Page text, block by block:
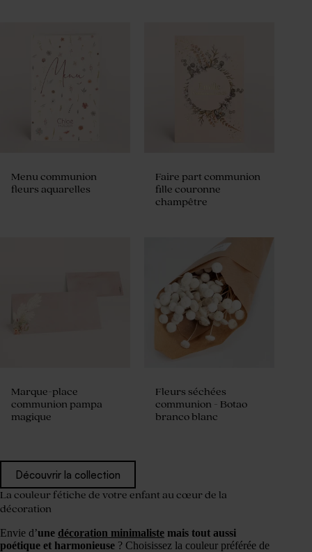
Menu communion
fleurs aquarelles
Faire part communion
fille couronne
champêtre
Marque-place
communion pampa
magique
Fleurs séchées
communion - Botao
branco blanc
Découvrir la collection
La couleur fétiche de votre enfant au cœur de la
décoration
Envie d’une décoration minimaliste mais tout aussi
poétique et harmonieuse ? Choisissez la couleur préférée de